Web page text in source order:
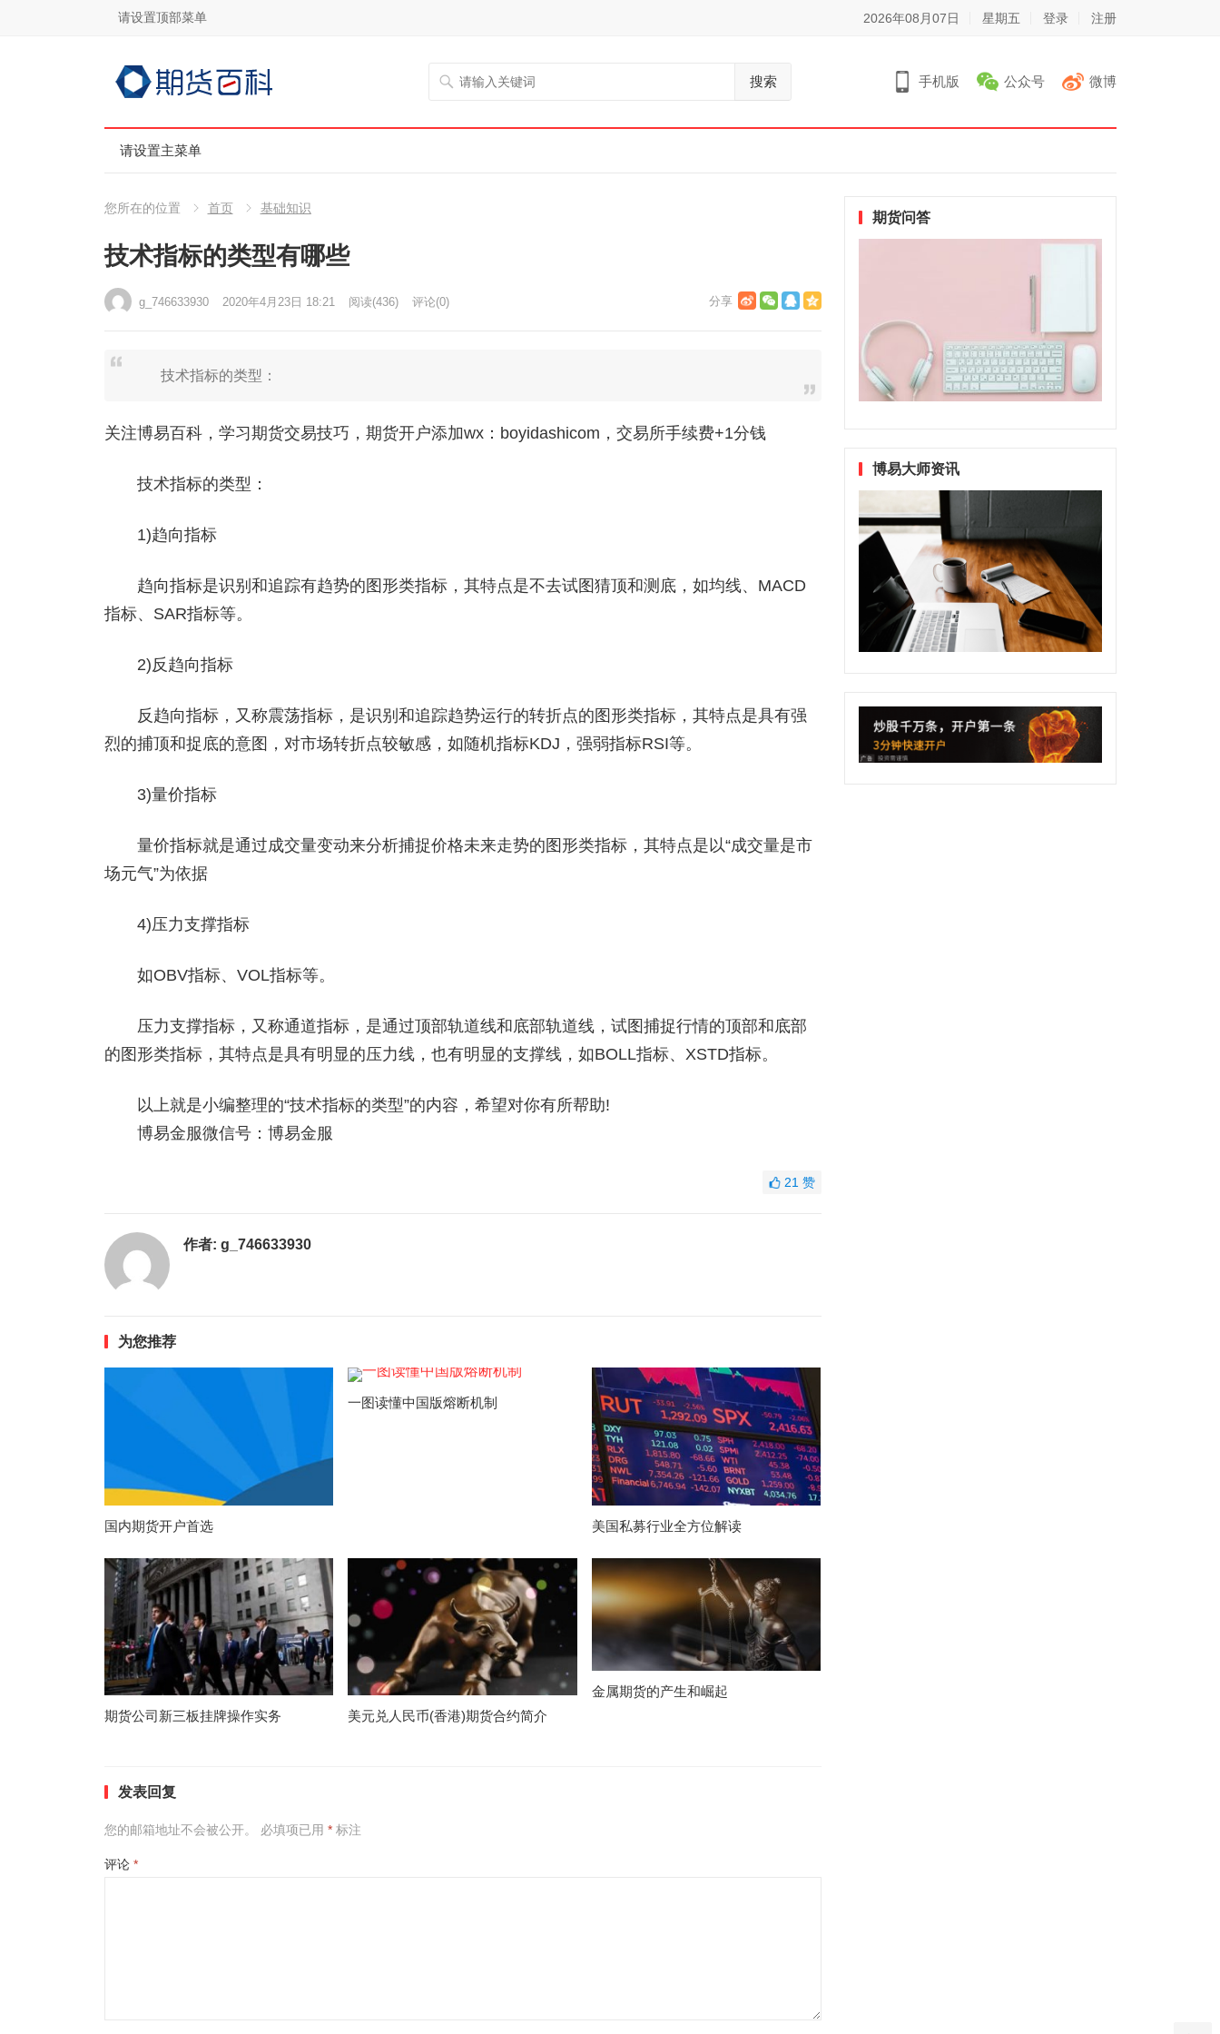
请设置顶部菜单 2026年08月07日 星期五 登录 注册
搜索 手机版 公众号 微博
请设置主菜单
您所在的位置 首页 基础知识
技术指标的类型有哪些
g_746633930 2020年4月23日 18:21 阅读(436) 评论(0)
技术指标的类型：
关注博易百科，学习期货交易技巧，期货开户添加wx：boyidashicom，交易所手续费+1分钱
技术指标的类型：
1)趋向指标
趋向指标是识别和追踪有趋势的图形类指标，其特点是不去试图猜顶和测底，如均线、MACD
指标、SAR指标等。
2)反趋向指标
反趋向指标，又称震荡指标，是识别和追踪趋势运行的转折点的图形类指标，其特点是具有强
烈的捕顶和捉底的意图，对市场转折点较敏感，如随机指标KDJ，强弱指标RSI等。
3)量价指标
量价指标就是通过成交量变动来分析捕捉价格未来走势的图形类指标，其特点是以“成交量是市
场元气”为依据
4)压力支撑指标
如OBV指标、VOL指标等。
压力支撑指标，又称通道指标，是通过顶部轨道线和底部轨道线，试图捕捉行情的顶部和底部
的图形类指标，其特点是具有明显的压力线，也有明显的支撑线，如BOLL指标、XSTD指标。
以上就是小编整理的“技术指标的类型”的内容，希望对你有所帮助!
博易金服微信号：博易金服
21 赞
作者: g_746633930
为您推荐
国内期货开户首选
一图读懂中国版熔断机制
美国私募行业全方位解读
期货公司新三板挂牌操作实务 美元兑人民币(香港)期货合约简介
金属期货的产生和崛起
发表回复
您的邮箱地址不会被公开。 必填项已用 *标注
评论 *
期货问答
博易大师资讯